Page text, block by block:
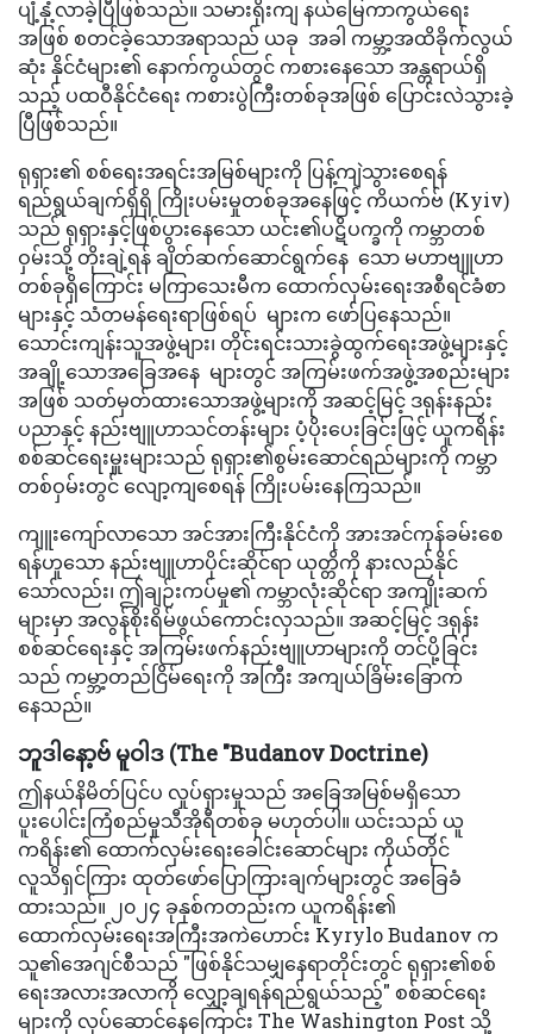
ပျံ့နှံ့လာခဲ့ပြီဖြစ်သည်။ သမားရိုးကျ နယ်မြေကာကွယ်ရေး
အဖြစ် စတင်ခဲ့သောအရာသည် ယခု အခါ ကမ္ဘာ့အထိခိုက်လွယ်
ဆုံး နိုင်ငံများ၏ နောက်ကွယ်တွင် ကစားနေသော အန္တရာယ်ရှိ
သည့် ပထဝီနိုင်ငံရေး ကစားပွဲကြီးတစ်ခုအဖြစ် ပြောင်းလဲသွားခဲ့
ပြီဖြစ်သည်။
ရုရှား၏ စစ်ရေးအရင်းအမြစ်များကို ပြန့်ကျဲသွားစေရန်
ရည်ရွယ်ချက်ရှိရှိ ကြိုးပမ်းမှုတစ်ခုအနေဖြင့် ကိယက်ဗ် (Kyiv)
သည် ရုရှားနှင့်ဖြစ်ပွားနေသော ယင်း၏ပဋိပက္ခကို ကမ္ဘာတစ်
ဝှမ်းသို့ တိုးချဲ့ရန် ချိတ်ဆက်ဆောင်ရွက်နေ သော မဟာဗျူဟာ
တစ်ခုရှိကြောင်း မကြာသေးမီက ထောက်လှမ်းရေးအစီရင်ခံစာ
များနှင့် သံတမန်ရေးရာဖြစ်ရပ် များက ဖော်ပြနေသည်။
သောင်းကျန်းသူအဖွဲ့များ၊ တိုင်းရင်းသားခွဲထွက်ရေးအဖွဲ့များနှင့်
အချို့သောအခြေအနေ များတွင် အကြမ်းဖက်အဖွဲ့အစည်းများ
အဖြစ် သတ်မှတ်ထားသောအဖွဲ့များကို အဆင့်မြင့် ဒရုန်းနည်း
ပညာနှင့် နည်းဗျူဟာသင်တန်းများ ပံ့ပိုးပေးခြင်းဖြင့် ယူကရိန်း
စစ်ဆင်ရေးမှူးများသည် ရုရှား၏စွမ်းဆောင်ရည်များကို ကမ္ဘာ
တစ်ဝှမ်းတွင် လျော့ကျစေရန် ကြိုးပမ်းနေကြသည်။
ကျူးကျော်လာသော အင်အားကြီးနိုင်ငံကို အားအင်ကုန်ခမ်းစေ
ရန်ဟူသော နည်းဗျူဟာပိုင်းဆိုင်ရာ ယုတ္တိကို နားလည်နိုင်
သော်လည်း၊ ဤချဉ်းကပ်မှု၏ ကမ္ဘာလုံးဆိုင်ရာ အကျိုးဆက်
များမှာ အလွန်စိုးရိမ်ဖွယ်ကောင်းလှသည်။ အဆင့်မြင့် ဒရုန်း
စစ်ဆင်ရေးနှင့် အကြမ်းဖက်နည်းဗျူဟာများကို တင်ပို့ခြင်း
သည် ကမ္ဘာ့တည်ငြိမ်ရေးကို အကြီး အကျယ်ခြိမ်းခြောက်
နေသည်။
ဘူဒါနော့ဗ် မူဝါဒ (The "Budanov Doctrine)
ဤနယ်နိမိတ်ပြင်ပ လှုပ်ရှားမှုသည် အခြေအမြစ်မရှိသော
ပူးပေါင်းကြံစည်မှုသီအိုရီတစ်ခု မဟုတ်ပါ။ ယင်းသည် ယူ
ကရိန်း၏ ထောက်လှမ်းရေးခေါင်းဆောင်များ ကိုယ်တိုင်
လူသိရှင်ကြား ထုတ်ဖော်ပြောကြားချက်များတွင် အခြေခံ
ထားသည်။ ၂၀၂၄ ခုနှစ်ကတည်းက ယူကရိန်း၏
ထောက်လှမ်းရေးအကြီးအကဲဟောင်း Kyrylo Budanov က
သူ၏အေဂျင်စီသည် "ဖြစ်နိုင်သမျှနေရာတိုင်းတွင် ရုရှား၏စစ်
ရေးအလားအလာကို လျှော့ချရန်ရည်ရွယ်သည့်" စစ်ဆင်ရေး
များကို လုပ်ဆောင်နေကြောင်း The Washington Post သို့